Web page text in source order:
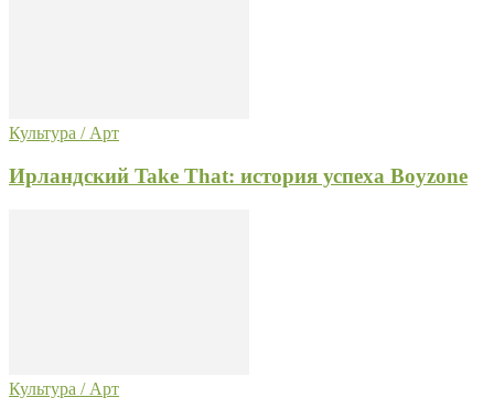
Культура / Арт
Ирландский Take That: история успеха Boyzone
Культура / Арт